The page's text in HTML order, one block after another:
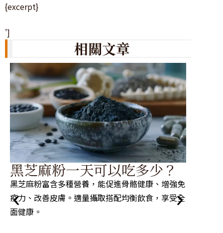
{excerpt}
']
相關文章
黑芝麻粉一天可以吃多少？
黑芝麻粉富含多種營養，能促進骨骼健康、增強免
疫力、改善皮膚。適量攝取搭配均衡飲食，享受全
面健康。